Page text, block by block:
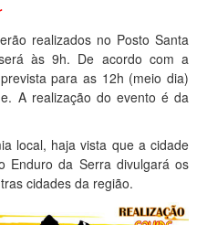
realizados no Posto Santa
às 9h. De acordo com a
para as 12h (meio dia)
A realização do evento é da
local, haja vista que a cidade
Enduro da Serra divulgará os
cidades da região.